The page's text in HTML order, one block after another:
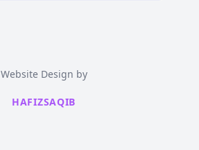
Website Design by
HAFIZSAQIB